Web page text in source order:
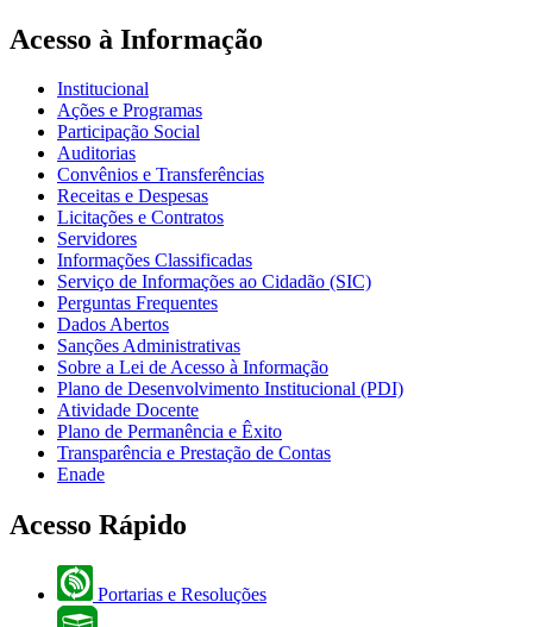
Acesso à Informação
Institucional
Ações e Programas
Participação Social
Auditorias
Convênios e Transferências
Receitas e Despesas
Licitações e Contratos
Servidores
Informações Classificadas
Serviço de Informações ao Cidadão (SIC)
Perguntas Frequentes
Dados Abertos
Sanções Administrativas
Sobre a Lei de Acesso à Informação
Plano de Desenvolvimento Institucional (PDI)
Atividade Docente
Plano de Permanência e Êxito
Transparência e Prestação de Contas
Enade
Acesso Rápido
Portarias e Resoluções